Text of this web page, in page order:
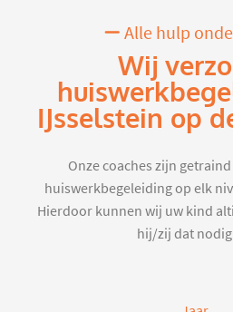
Alle hulp
Wij
IJsselstein op
Onze coaches zijn
huiswerkbegeleiding op elk
Hierdoor kunnen wij uw kind
hij/zij dat